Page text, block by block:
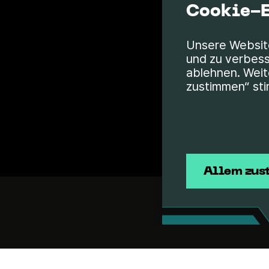
Cookie-
Unsere
und zu
ablehnen.
zustimmen“
Allem